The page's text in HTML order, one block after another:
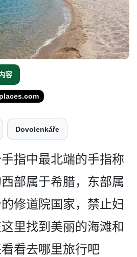
容
Dovolenkáře
指中最北端­的手指称
部属于希腊，东部属
修道院国家，禁止妇
里找­到美丽的海滩和
看去哪里旅行吧